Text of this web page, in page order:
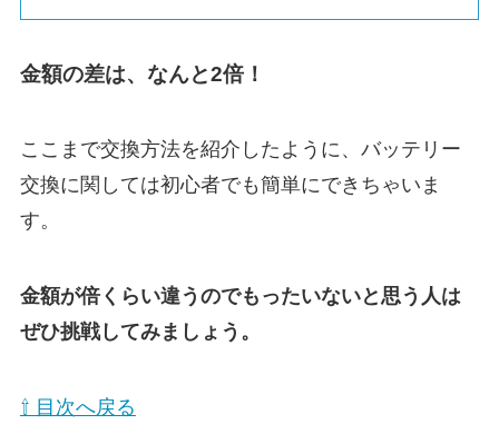
金額の差は、なんと2倍！
ここまで交換方法を紹介したように、バッテリー
交換に関しては初心者でも簡単にできちゃいま
す。
金額が倍くらい違うのでもったいないと思う人は
ぜひ挑戦してみましょう。
⇧ 目次へ戻る